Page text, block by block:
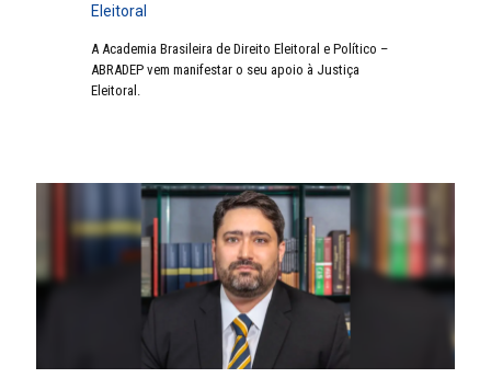
Eleitoral
A Academia Brasileira de Direito Eleitoral e Político –
ABRADEP vem manifestar o seu apoio à Justiça
Eleitoral.